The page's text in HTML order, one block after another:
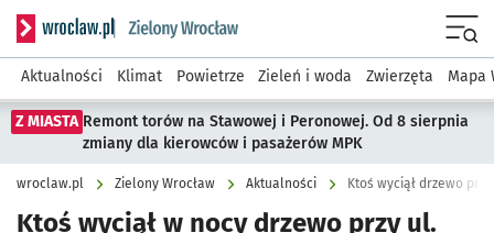
Serwis informacyjny wroclaw.pl podserwis: Środowisko we
Aktualności Klimat Powietrze Zieleń i woda Zwierzęta Mapa
Z MIASTA Remont torów na Stawowej i Peronowej. Od 8 sierpnia
zmiany dla kierowców i pasażerów MPK
wroclaw.pl Zielony Wrocław Aktualności Ktoś wyciął drzewo
Ktoś wyciął w nocy drzewo przy ul.